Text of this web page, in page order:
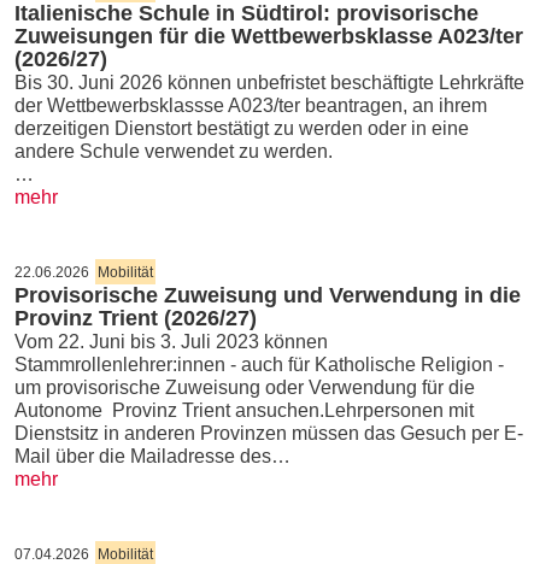
Italienische Schule in Südtirol: provisorische
Zuweisungen für die Wettbewerbsklasse A023/ter
(2026/27)
Bis 30. Juni 2026 können unbefristet beschäftigte Lehrkräfte
der Wettbewerbsklassse A023/ter beantragen, an ihrem
derzeitigen Dienstort bestätigt zu werden oder in eine
andere Schule verwendet zu werden.
…
mehr
22.06.2026 Mobilität
Provisorische Zuweisung und Verwendung in die
Provinz Trient (2026/27)
Vom 22. Juni bis 3. Juli 2023 können
Stammrollenlehrer:innen - auch für Katholische Religion -
um provisorische Zuweisung oder Verwendung für die
Autonome Provinz Trient ansuchen.Lehrpersonen mit
Dienstsitz in anderen Provinzen müssen das Gesuch per E-
Mail über die Mailadresse des…
mehr
07.04.2026 Mobilität